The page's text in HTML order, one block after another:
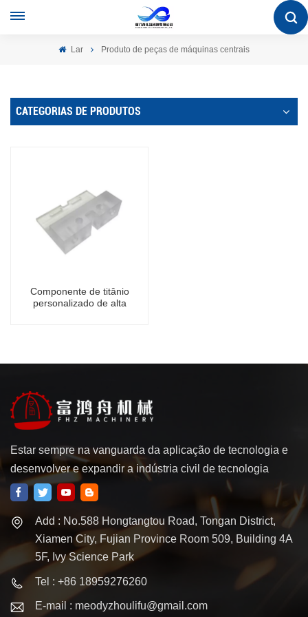
Lar Produto de peças de máquinas centrais
CATEGORIAS DE PRODUTOS
Componente de titânio
personalizado de alta
Estar sempre na vanguarda da aplicação de tecnologia e
desenvolver e expandir a indústria civil de tecnologia
Add : No.588 Hongtangtou Road, Tongan District,
Xiamen City, Fujian Province Room 509, Building 4A
5F, Ivy Science Park
Tel : +86 18959276260
E-mail : meodyzhoulifu@gmail.com